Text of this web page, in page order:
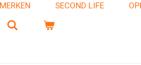
SECOND LIFE